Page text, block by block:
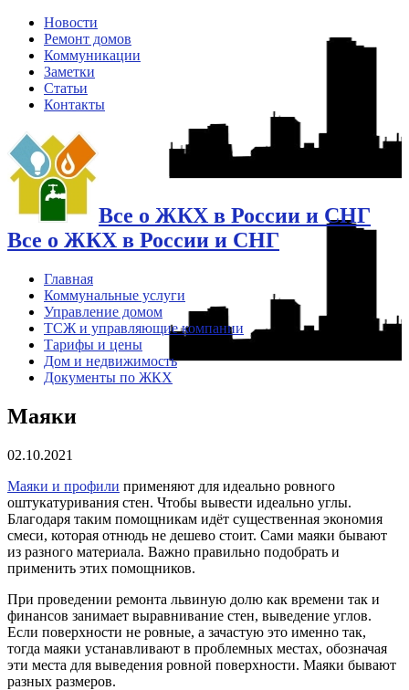
Новости
Ремонт домов
Коммуникации
Заметки
Статьи
Контакты
Все о ЖКХ в России и СНГ
Все о ЖКХ в России и СНГ
Главная
Коммунальные услуги
Управление домом
ТСЖ и управляющие компании
Тарифы и цены
Дом и недвижимость
Документы по ЖКХ
Маяки
02.10.2021
Маяки и профили применяют для идеально ровного
оштукатуривания стен. Чтобы вывести идеально углы.
Благодаря таким помощникам идёт существенная экономия
смеси, которая отнюдь не дешево стоит. Сами маяки бывают
из разного материала. Важно правильно подобрать и
применить этих помощников.
При проведении ремонта львиную долю как времени так и
финансов занимает выравнивание стен, выведение углов.
Если поверхности не ровные, а зачастую это именно так,
тогда маяки устанавливают в проблемных местах, обозначая
эти места для выведения ровной поверхности. Маяки бывают
разных размеров.